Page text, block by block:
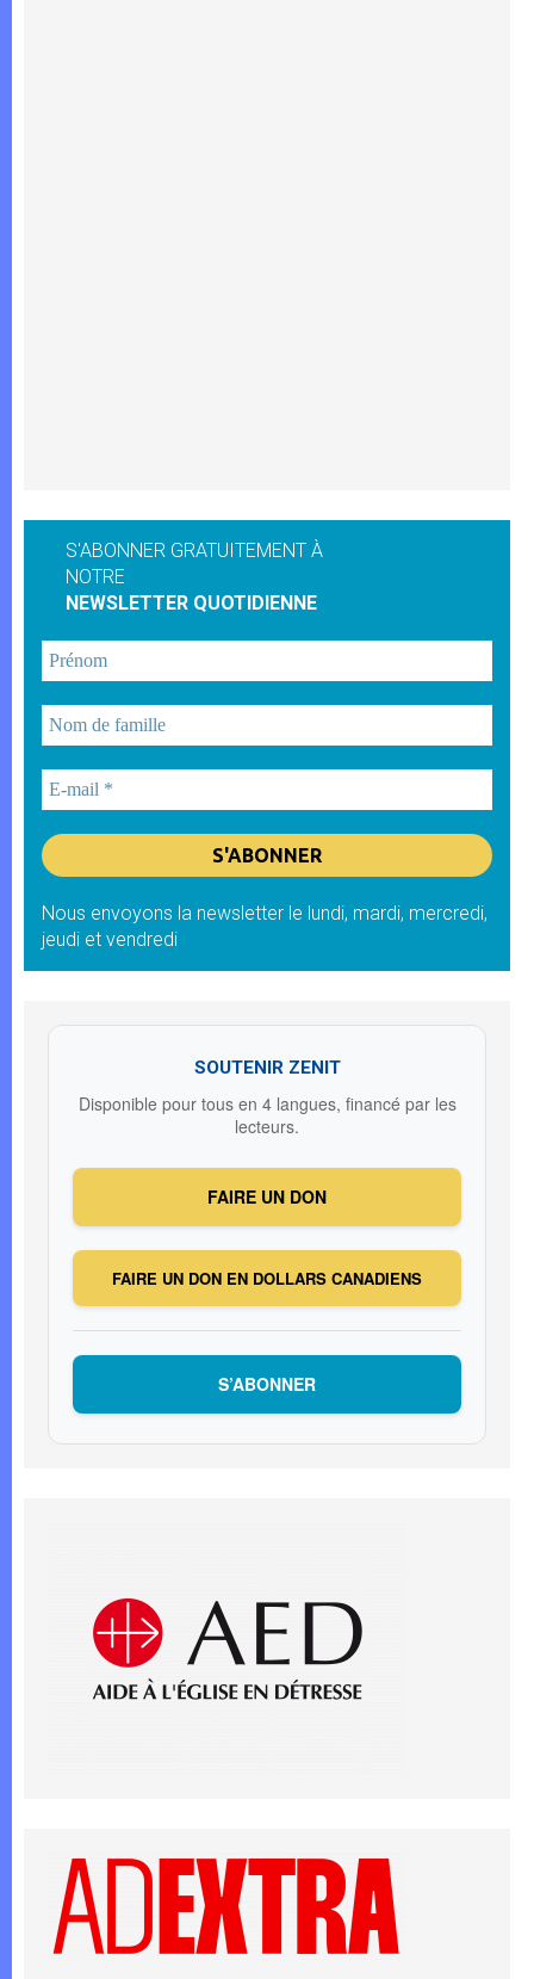
S'ABONNER GRATUITEMENT À
NOTRE
NEWSLETTER QUOTIDIENNE
Nous envoyons la newsletter le lundi, mardi, mercredi,
jeudi et vendredi
SOUTENIR ZENIT
Disponible pour tous en 4 langues, financé par les
lecteurs.
FAIRE UN DON
FAIRE UN DON EN DOLLARS CANADIENS
S’ABONNER